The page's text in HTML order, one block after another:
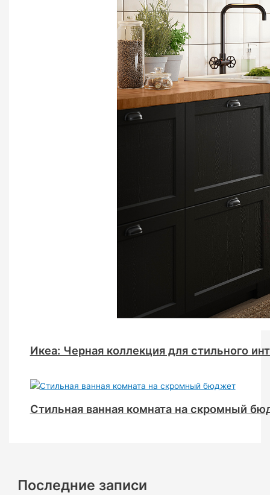
Икеа: Черная коллекция для стильного
Стильная ванная комната на скромный
Последние записи